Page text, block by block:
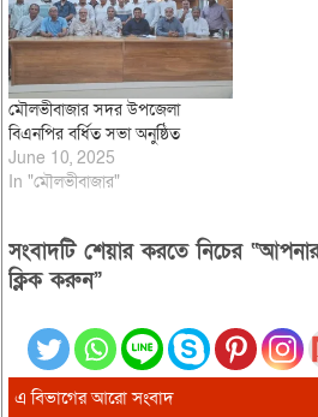
মৌলভীবাজার সদর উপজেলা
বিএনপির বর্ধিত সভা অনুষ্ঠিত
June 10, 2025
In "মৌলভীবাজার"
সংবাদটি শেয়ার করতে নিচের
ক্লিক করুন”
এ বিভাগের আরো সংবাদ